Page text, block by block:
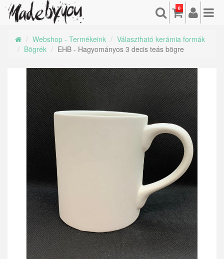
0
Webshop - Termékeink
Választható kerámia formák
Bögrék
EHB - Hagyományos 3 decis teás bögre